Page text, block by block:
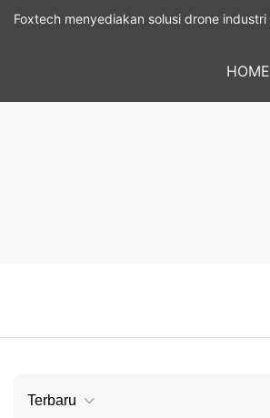
Foxtech menyediakan solusi drone industri
HOME
Terbaru